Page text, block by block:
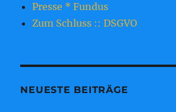
Presse * Fundus
Zum Schluss :: DSGVO
NEUESTE BEITRÄGE